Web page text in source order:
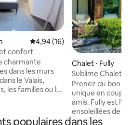
Évaluation moyenne sur la
4,94 (16)
confort
charmante
dans les murs
le Valais,
les familles ou les
étage
Chalet ⋅ Fully
Sublime Chalet
vignes
Prenez du bon
unique en
amis. Fully est
ensoleillées de
montagnes, au
populaires dans les